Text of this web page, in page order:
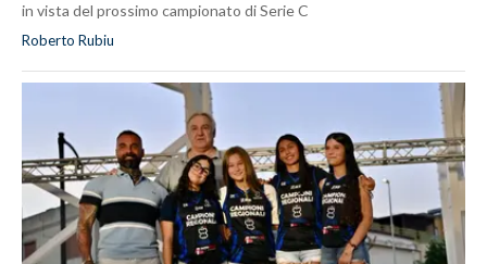
in vista del prossimo campionato di Serie C
Roberto Rubiu